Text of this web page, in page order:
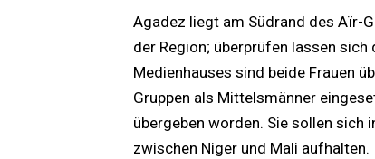
Agadez liegt am Südrand des Aïr-
der Region; überprüfen lassen
Medienhauses sind beide Frauen
Gruppen als Mittelsmänner
übergeben worden. Sie sollen sich
zwischen Niger und Mali aufhalten.